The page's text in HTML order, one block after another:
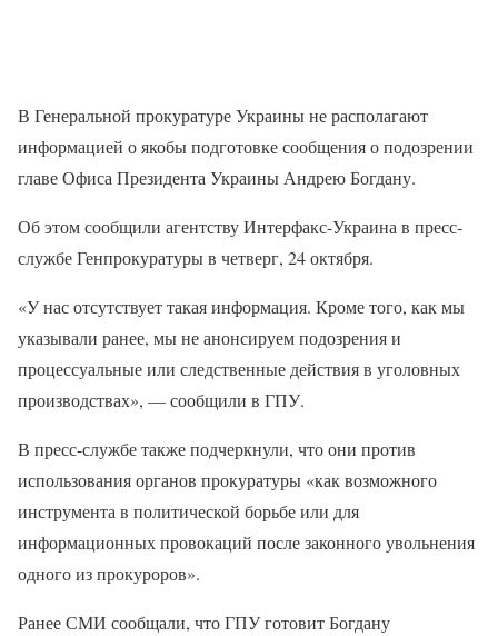
В Генеральной прокуратуре Украины не располагают
информацией о якобы подготовке сообщения о подозрении
главе Офиса Президента Украины Андрею Богдану.
Об этом сообщили агентству Интерфакс-Украина в пресс-
службе Генпрокуратуры в четверг, 24 октября.
«У нас отсутствует такая информация. Кроме того, как мы
указывали ранее, мы не анонсируем подозрения и
процессуальные или следственные действия в уголовных
производствах», — сообщили в ГПУ.
В пресс-службе также подчеркнули, что они против
использования органов прокуратуры «как возможного
инструмента в политической борьбе или для
информационных провокаций после законного увольнения
одного из прокуроров».
Ранее СМИ сообщали, что ГПУ готовит Богдану